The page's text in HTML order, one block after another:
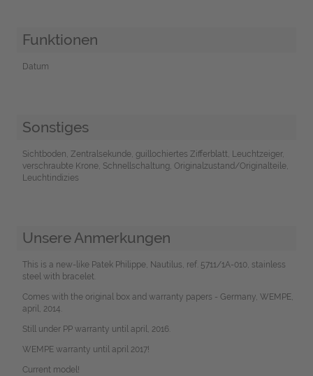
Funktionen
Datum
Sonstiges
Sichtboden, Zentralsekunde, guillochiertes Zifferblatt, Leuchtzeiger,
verschraubte Krone, Schnellschaltung, Originalzustand/Originalteile,
Leuchtindizies
Unsere Anmerkungen
This is a new-like Patek Philippe, Nautilus, ref. 5711/1A-010, stainless
steel with bracelet.
Comes with the original box and warranty papers - Germany, WEMPE,
april, 2014.
Still under PP warranty until april, 2016.
WEMPE warranty until april 2017!
Current model!